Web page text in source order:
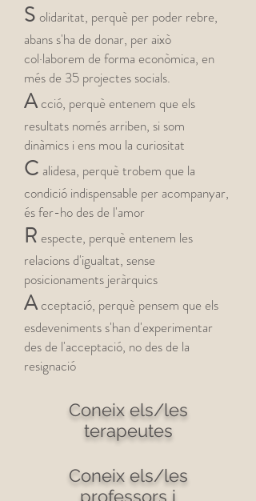
S olidaritat, perquè per poder rebre,
abans s'ha de donar, per això
col·laborem de forma econòmica, en
més de 35 projectes socials.
Acció, perquè entenem que els
resultats només arriben, si som
dinàmics i ens mou la curiositat
C alidesa, perquè trobem que la
condició indispensable per acompanyar,
és fer-ho des de l'amor
R especte, perquè entenem les
relacions d'igualtat, sense
posicionaments jeràrquics
Acceptació, perquè pensem que els
esdeveniments s'han d'experimentar
des de l'acceptació, no des de la
resignació
Coneix els/les
terapeutes
Coneix els/les
professors i